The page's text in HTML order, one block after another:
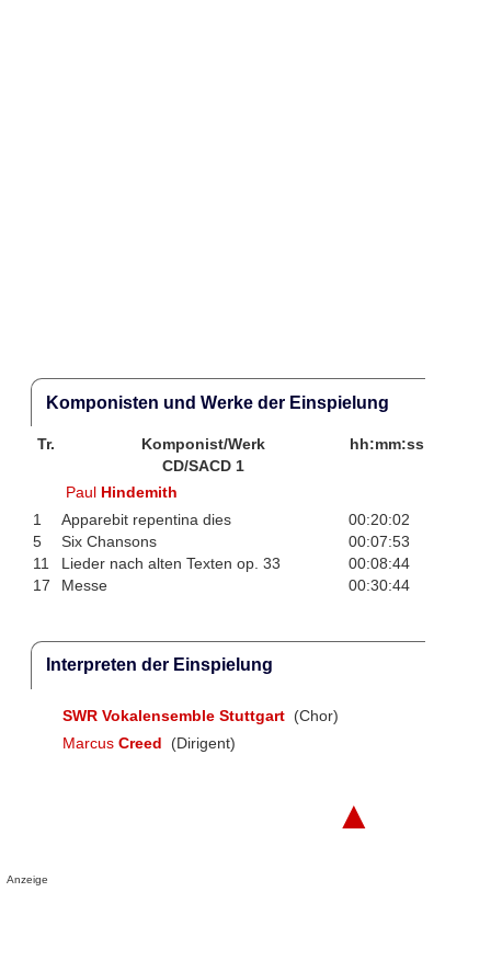
Komponisten und Werke der Einspielung
Tr. Komponist/Werk
hh:mm:ss
CD/SACD 1
Paul Hindemith
1
Apparebit repentina dies
00:20:02
5
Six Chansons
00:07:53
11
Lieder nach alten Texten op. 33
00:08:44
17
Messe 00:30:44
Interpreten der Einspielung
SWR Vokalensemble Stuttgart (Chor)
Marcus Creed (Dirigent)
▲
Anzeige